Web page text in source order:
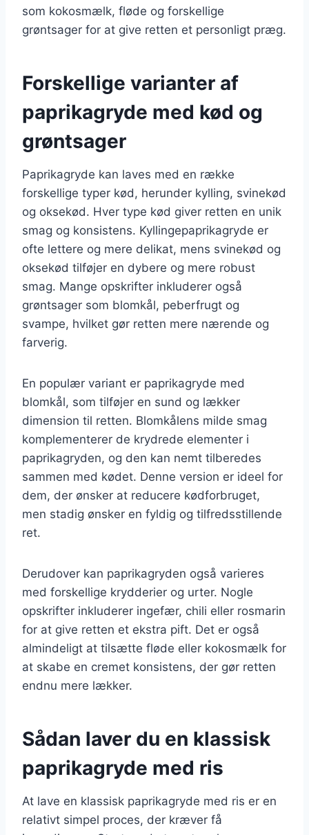
som kokosmælk, fløde og forskellige
grøntsager for at give retten et personligt præg.
Forskellige varianter af
paprikagryde med kød og
grøntsager
Paprikagryde kan laves med en række
forskellige typer kød, herunder kylling, svinekød
og oksekød. Hver type kød giver retten en unik
smag og konsistens. Kyllingepaprikagryde er
ofte lettere og mere delikat, mens svinekød og
oksekød tilføjer en dybere og mere robust
smag. Mange opskrifter inkluderer også
grøntsager som blomkål, peberfrugt og
svampe, hvilket gør retten mere nærende og
farverig.
En populær variant er paprikagryde med
blomkål, som tilføjer en sund og lækker
dimension til retten. Blomkålens milde smag
komplementerer de krydrede elementer i
paprikagryden, og den kan nemt tilberedes
sammen med kødet. Denne version er ideel for
dem, der ønsker at reducere kødforbruget,
men stadig ønsker en fyldig og tilfredsstillende
ret.
Derudover kan paprikagryden også varieres
med forskellige krydderier og urter. Nogle
opskrifter inkluderer ingefær, chili eller rosmarin
for at give retten et ekstra pift. Det er også
almindeligt at tilsætte fløde eller kokosmælk for
at skabe en cremet konsistens, der gør retten
endnu mere lækker.
Sådan laver du en klassisk
paprikagryde med ris
At lave en klassisk paprikagryde med ris er en
relativt simpel proces, der kræver få